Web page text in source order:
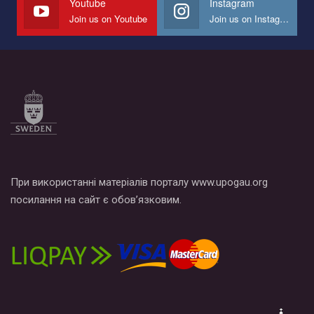
Все, что вам нужно сделать - это зайти на наш канал YouTube
по этой ссылке и поставить лайк под видео.
Join us on Youtube Join us on Instagram
При використанні матеріалів порталу www.upogau.org
посилання на сайт є обов’язковим.